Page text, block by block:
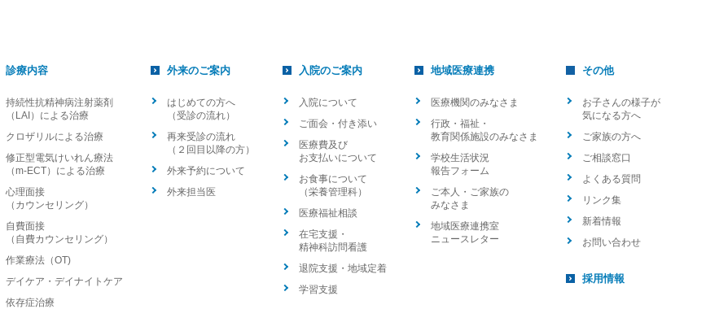
診療内容
持続性抗精神病注射薬剤
（LAI）による治療
クロザリルによる治療
修正型電気けいれん療法
（m-ECT）による治療
心理面接
（カウンセリング）
自費面接
（自費カウンセリング）
作業療法（OT)
デイケア・デイナイトケア
依存症治療
外来のご案内
はじめての方へ
（受診の流れ）
再来受診の流れ
（２回目以降の方）
外来予約について
外来担当医
入院のご案内
入院について
ご面会・付き添い
医療費及び
お支払いについて
お食事について
（栄養管理科）
医療福祉相談
在宅支援・
精神科訪問看護
退院支援・地域定着
学習支援
地域医療連携
医療機関のみなさま
行政・福祉・
教育関係施設のみなさま
学校生活状況
報告フォーム
ご本人・ご家族の
みなさま
地域医療連携室
ニュースレター
その他
お子さんの様子が
気になる方へ
ご家族の方へ
ご相談窓口
よくある質問
リンク集
新着情報
お問い合わせ
採用情報